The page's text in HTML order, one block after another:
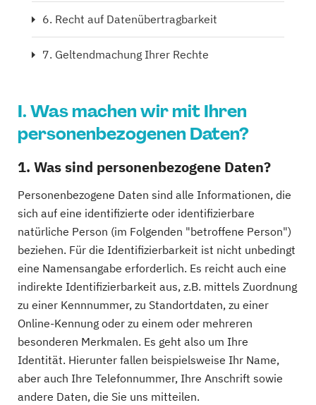
6. Recht auf Datenübertragbarkeit
7. Geltendmachung Ihrer Rechte
I. Was machen wir mit Ihren
personenbezogenen Daten?
1. Was sind personenbezogene Daten?
Personenbezogene Daten sind alle Informationen, die
sich auf eine identifizierte oder identifizierbare
natürliche Person (im Folgenden "betroffene Person")
beziehen. Für die Identifizierbarkeit ist nicht unbedingt
eine Namensangabe erforderlich. Es reicht auch eine
indirekte Identifizierbarkeit aus, z.B. mittels Zuordnung
zu einer Kennnummer, zu Standortdaten, zu einer
Online-Kennung oder zu einem oder mehreren
besonderen Merkmalen. Es geht also um Ihre
Identität. Hierunter fallen beispielsweise Ihr Name,
aber auch Ihre Telefonnummer, Ihre Anschrift sowie
andere Daten, die Sie uns mitteilen.